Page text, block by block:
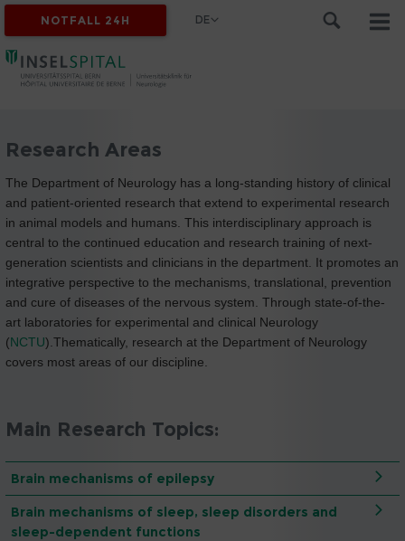
NOTFALL 24H DE
Research Areas
The Department of Neurology has a long-standing history of clinical
and patient-oriented research that extend to experimental research
in animal models and humans. This interdisciplinary approach is
central to the continued education and research training of next-
generation scientists and clinicians in the department. It promotes an
integrative perspective to the mechanisms, translational, prevention
and cure of diseases of the nervous system. Through state-of-the-
art laboratories for experimental and clinical Neurology
(NCTU).Thematically, research at the Department of Neurology
covers most areas of our discipline.
Main Research Topics:
Brain mechanisms of epilepsy
Brain mechanisms of sleep, sleep disorders and
sleep-dependent functions